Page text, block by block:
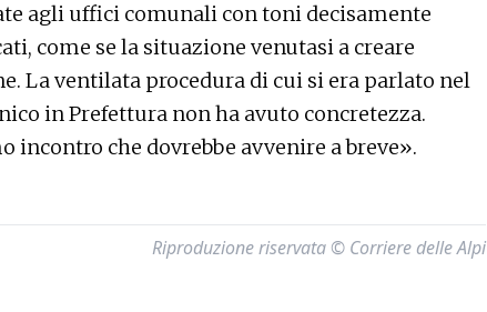
agli uffici comunali con toni decisamente
come se la situazione venutasi a creare
La ventilata procedura di cui si era parlato nel
in Prefettura non ha avuto concretezza.
incontro che dovrebbe avvenire a breve».
Riproduzione riservata © Corriere delle Alpi